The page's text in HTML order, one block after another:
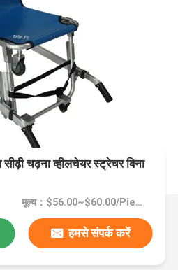
चढ़ना व्हीलचेयर स्ट्रेचर बिना
मूल्य：$56.00~$60.00/Pieces >=20 Pieces
हमसे संपर्क करें